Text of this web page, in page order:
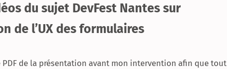
du sujet DevFest Nantes sur
de l’UX des formulaires
PDF de la présentation avant mon intervention afin que tout